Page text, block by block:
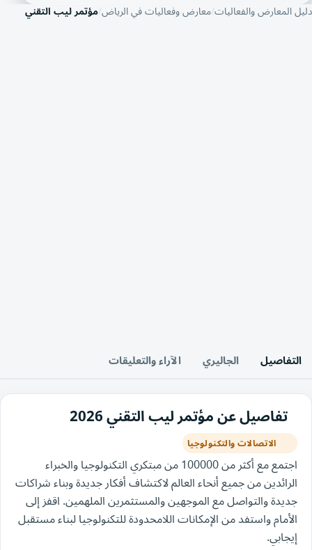
دليل المعارض والفعالياتمعارض وفعاليات في الرياضمؤتمر ليب التقني
التفاصيل الجاليري الآراء والتعليقات
تفاصيل عن مؤتمر ليب التقني 2026
الاتصالات والتكنولوجيا
اجتمع مع أكثر من 100000 من مبتكري التكنولوجيا والخبراء
الرائدين من جميع أنحاء العالم لاكتشاف أفكار جديدة وبناء شراكات
جديدة والتواصل مع الموجهين والمستثمرين الملهمين. اقفز إلى
الأمام واستفد من الإمكانات اللامحدودة للتكنولوجيا لبناء مستقبل
إيجابي.